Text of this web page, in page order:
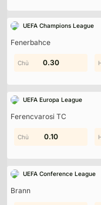
UEFA Champions League
Fenerbahce
2.00
0.30
UEFA Europa League
Ferencvarosi TC
0.70
0.10
UEFA Conference League
Brann